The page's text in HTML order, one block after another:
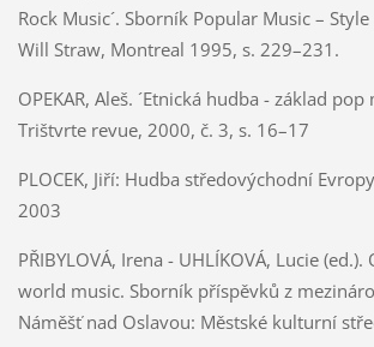
Rock Music´. Sborník Popular Music –
Will Straw, Montreal 1995, s. 229–231.
OPEKAR, Aleš. ´Etnická hudba - základ
Trištvrte revue, 2000, č. 3, s. 16–17
PLOCEK, Jiří: Hudba středovýchodní
2003
PŘIBYLOVÁ, Irena - UHLÍKOVÁ, Lucie
world music. Sborník příspěvků z
Náměšť nad Oslavou: Městské kulturní